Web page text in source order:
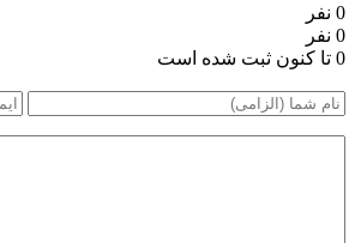
0 نفر
0 نفر
0 تا کنون ثبت شده است